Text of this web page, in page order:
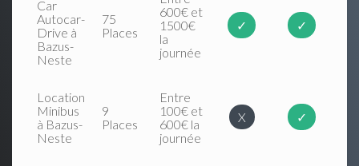
Car
Autocar-
Drive à
Bazus-
Neste
75
Places
600€ et
1500€
la
journée
✓ ✓
Location
Minibus
à Bazus-
Neste
9
Places
Entre
100€ et
600€ la
journée
X ✓